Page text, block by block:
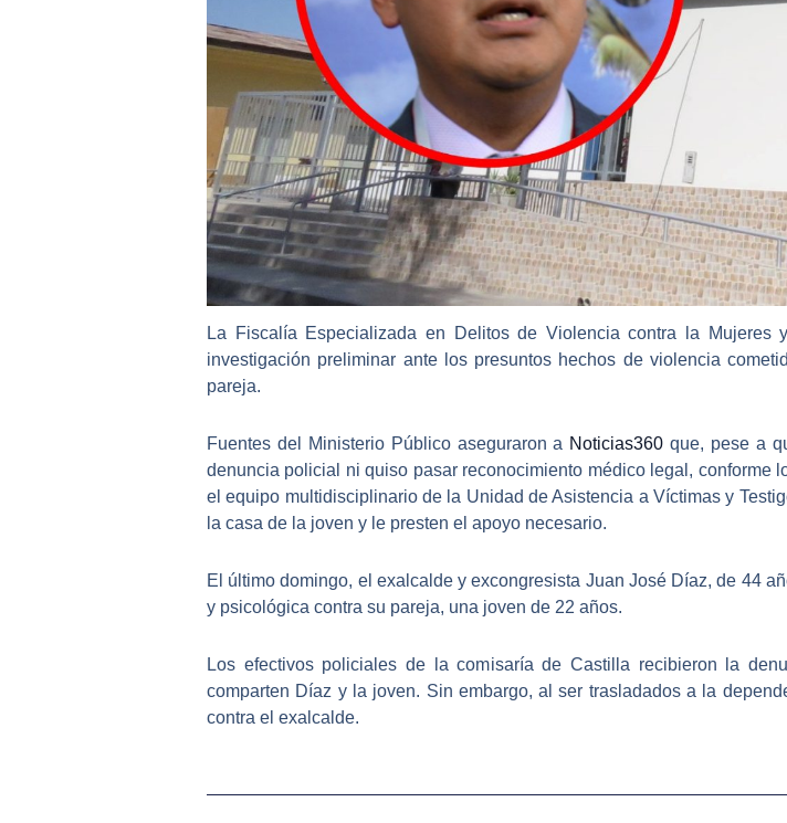
La Fiscalía Especializada en Delitos de Violencia contra la
investigación preliminar ante los presuntos hechos de violencia
pareja.
Fuentes del Ministerio Público aseguraron a Noticias360 que, pese a
denuncia policial ni quiso pasar reconocimiento médico legal, conforme
el equipo multidisciplinario de la Unidad de Asistencia a Víctimas y
la casa de la joven y le presten el apoyo necesario.
El último domingo, el exalcalde yexcongresista Juan José Díaz, de 44
y psicológica contra su pareja, una joven de 22 años.
Los efectivos policiales de la comisaría de Castilla recibieron la
comparten Díaz y la joven. Sin embargo, al ser trasladados a la
contra el exalcalde.